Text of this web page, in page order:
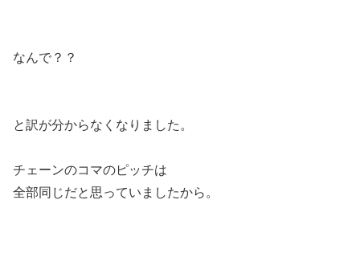
なんで？？
と訳が分からなくなりました。
チェーンのコマのピッチは
全部同じだと思っていましたから。